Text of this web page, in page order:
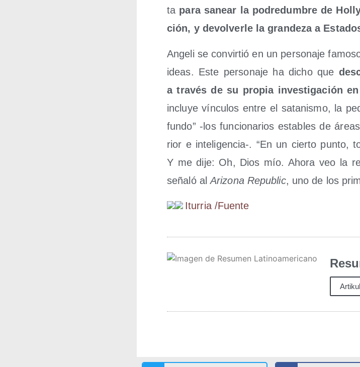
ta para sanear la podre­dum­bre de
ción, y devol­ver­le la gran­de­za a
Ange­li se con­vir­tió en un per­so­na­je
ideas. Este per­so­na­je ha dicho que
a tra­vés de su pro­pia inves­ti­ga­ción
inclu­ye víncu­los entre el sata­nis­mo, la
fun­do” ‑los fun­cio­na­rios esta­bles de
rior e inte­li­gen­cia-. “En un cier­to pun­to,
Y me dije: Oh, Dios mío. Aho­ra veo la
seña­ló al Ari­zo­na Repu­blic, uno de los
Itu­rria /​Fuen­te